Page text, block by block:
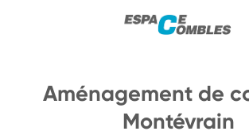
Aménagement de
Montévrain